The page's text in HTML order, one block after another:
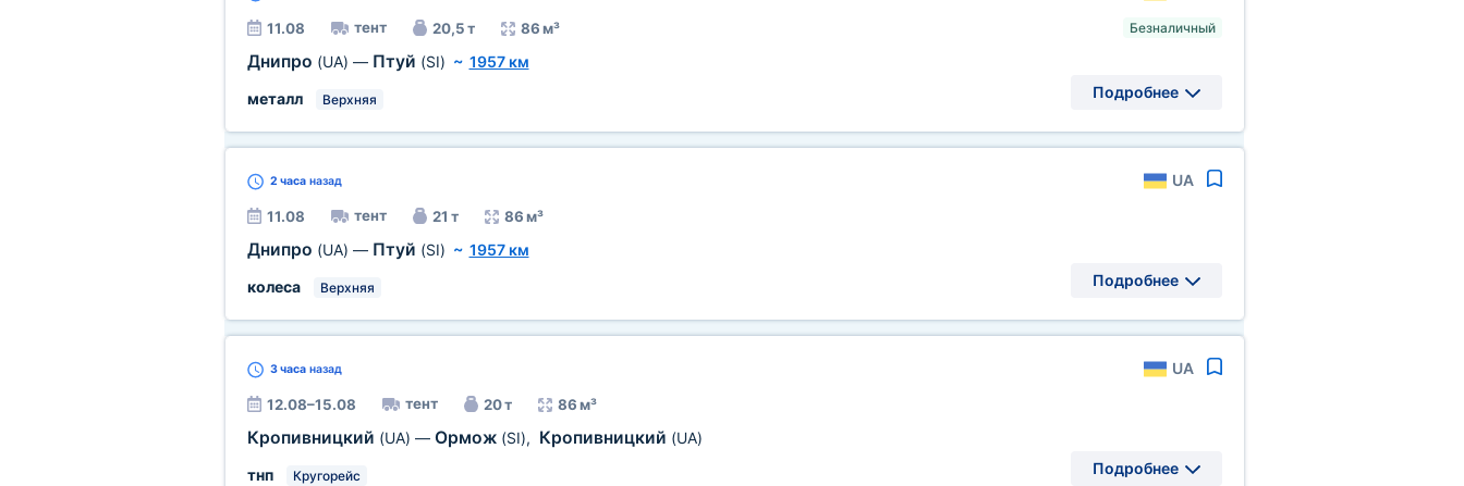
11.08 тент 20,5 т 86 м³
Днипро (UA) — Птуй (SI) ~ 1957 км
металл
Верхняя
Безналичный
Подробнее
2 часаназад UA
11.08 тент 21 т 86 м³
Днипро (UA) — Птуй (SI) ~ 1957 км
колеса
Верхняя Подробнее
3 часаназад UA
12.08–15.08 тент 20 т 86 м³
Кропивницкий (UA) — Ормож (SI), Кропивницкий (UA)
тнп
Кругорейс Подробнее